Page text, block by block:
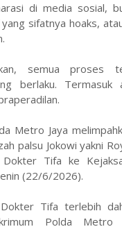
di media sosial,
sifatnya hoaks,
semua proses
berlaku. Termasuk
Metro Jaya
palsu Jokowi yakni
Tifa ke
(22/6/2026).
Tifa terlebih
Polda Metro